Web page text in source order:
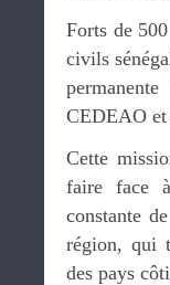
Forts de
civils
CEDEAO
Cette
faire face
constante
région, qui
des pays